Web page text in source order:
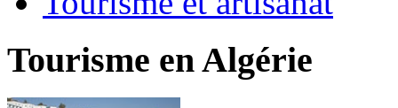
Tourisme en Algérie